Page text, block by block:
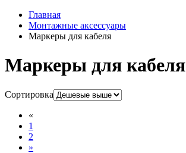
Главная
Монтажные аксессуары
Маркеры для кабеля
Маркеры для кабеля
Сортировка
«
1
2
»